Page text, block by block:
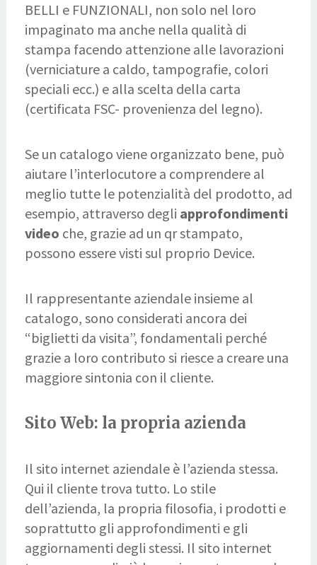
BELLI e FUNZIONALI, non solo nel loro
impaginato ma anche nella qualità di
stampa facendo attenzione alle lavorazioni
(verniciature a caldo, tampografie, colori
speciali ecc.) e alla scelta della carta
(certificata FSC- provenienza del legno).
Se un catalogo viene organizzato bene, può
aiutare l’interlocutore a comprendere al
meglio tutte le potenzialità del prodotto, ad
esempio, attraverso degli approfondimenti
video che, grazie ad un qr stampato,
possono essere visti sul proprio Device.
Il rappresentante aziendale insieme al
catalogo, sono considerati ancora dei
“biglietti da visita”, fondamentali perché
grazie a loro contributo si riesce a creare una
maggiore sintonia con il cliente.
Sito Web: la propria azienda
Il sito internet aziendale è l’azienda stessa.
Qui il cliente trova tutto. Lo stile
dell’azienda, la propria filosofia, i prodotti e
soprattutto gli approfondimenti e gli
aggiornamenti degli stessi. Il sito internet